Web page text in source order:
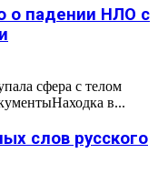
о падении НЛО с
сфера с телом
в...
слов русского